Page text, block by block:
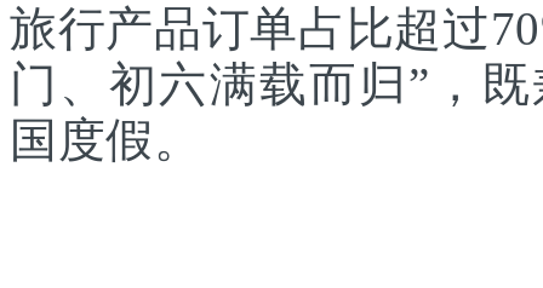
旅行产品订单占比超过
门、初六满载而归”，
国度假。